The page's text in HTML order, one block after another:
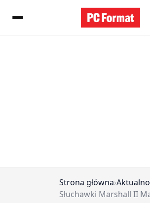
Strona główna›
Słuchawki Marshall II